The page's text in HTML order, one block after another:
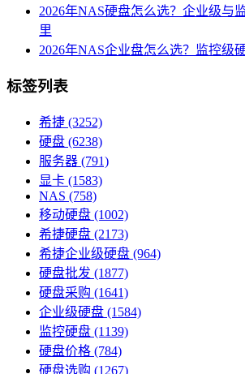
2026年NAS硬盘怎么选？企业级与
里
2026年NAS企业盘怎么选？监控级
标签列表
希捷 (3252)
硬盘 (6238)
服务器 (791)
显卡 (1583)
NAS (758)
移动硬盘 (1002)
希捷硬盘 (2173)
希捷企业级硬盘 (964)
硬盘批发 (1877)
硬盘采购 (1641)
企业级硬盘 (1584)
监控硬盘 (1139)
硬盘价格 (784)
硬盘选购 (1267)